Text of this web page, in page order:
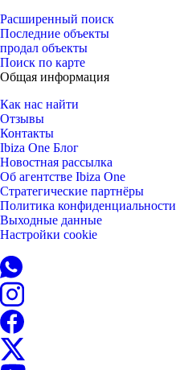
Расширенный поиск
Последние объекты
продал объекты
Поиск по карте
Общая информация
Как нас найти
Отзывы
Контакты
Ibiza One Блог
Новостная рассылка
Об агентстве Ibiza One
Стратегические партнёры
Политика конфиденциальности
Выходные данные
Настройки cookie